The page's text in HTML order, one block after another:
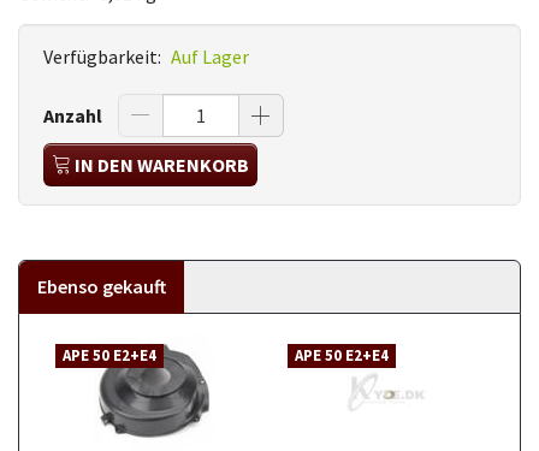
Verfügbarkeit: Auf Lager
Anzahl
IN DEN WARENKORB
Ebenso gekauft
APE 50 E2+E4 APE 50 E2+E4